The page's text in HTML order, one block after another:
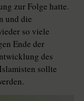
zur Folge hatte.
und die
so viele
Ende der
des
sollte